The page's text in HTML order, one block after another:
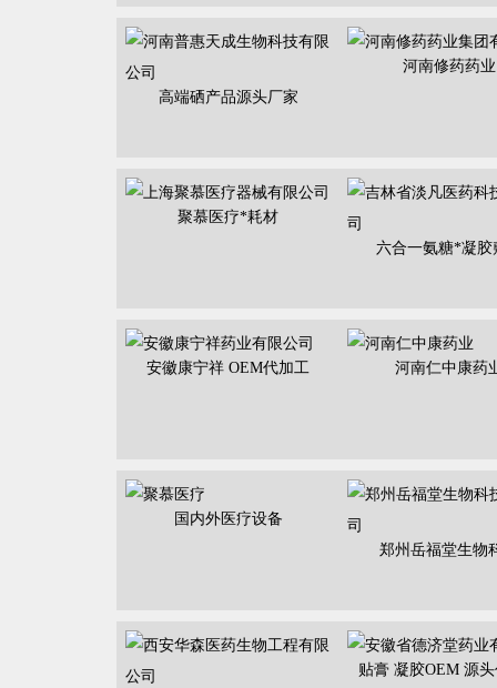
高端硒产品源头厂家
河南修药药业
聚慕医疗*耗材
六合一氨糖*凝胶
安徽康宁祥 OEM代加工 河南仁中康药
国内外医疗设备
郑州岳福堂生物
贴膏 凝胶OEM 源